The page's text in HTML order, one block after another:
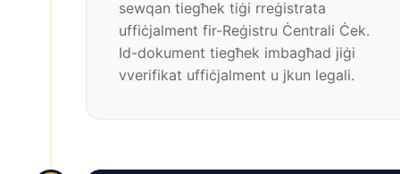
sewqan tiegħek tiġi rreġistrata
uffiċjalment fir-Reġistru Ċentrali Ċek.
Id-dokument tiegħek imbagħad jiġi
vverifikat uffiċjalment u jkun legali.